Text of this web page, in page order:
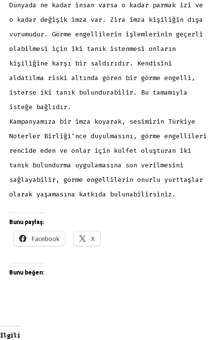
Dünyada ne kadar insan varsa o kadar parmak izi ve
o kadar değişik imza var. Zira imza kişiliğin dışa
vurumudur. Görme engellilerin işlemlerinin geçerli
olabilmesi için iki tanık istenmesi onların
kişiliğine karşı bir saldırıdır. Kendisini
aldatılma riski altında gören bir görme engelli,
isterse iki tanık bulundurabilir. Bu tamamıyla
isteğe bağlıdır.
Kampanyamıza bir imza koyarak, sesimizin Türkiye
Noterler Birliği’nce duyulmasını, görme engellileri
rencide eden ve onlar için külfet oluşturan iki
tanık bulundurma uygulamasına son verilmesini
sağlayabilir, görme engellilerin onurlu yurttaşlar
olarak yaşamasına katkıda bulunabilirsiniz.
Bunu paylaş:
Facebook
X
Bunu beğen:
İlgili